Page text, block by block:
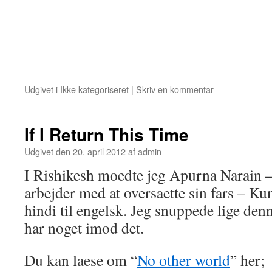
Udgivet i Ikke kategoriseret | Skriv en kommentar
If I Return This Time
Udgivet den 20. april 2012afadmin
I Rishikesh moedte jeg Apurna Narain
arbejder med at oversaette sin fars –
hindi til engelsk. Jeg snuppede lige
har noget imod det.
Du kan laese om “No other world” her;